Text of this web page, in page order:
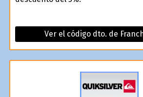
Ver el código dto. de